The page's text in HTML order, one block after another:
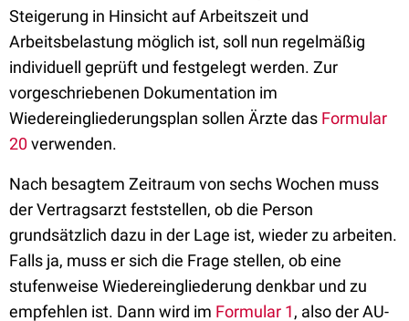
Steigerung in Hinsicht auf Arbeitszeit und
Arbeitsbelastung möglich ist, soll nun regelmäßig
individuell geprüft und festgelegt werden. Zur
vorgeschriebenen Dokumentation im
Wiedereingliederungsplan sollen Ärzte das Formular
20verwenden.
Nach besagtem Zeitraum von sechs Wochen muss
der Vertragsarzt feststellen, ob die Person
grundsätzlich dazu in der Lage ist, wieder zu arbeiten.
Falls ja, muss er sich die Frage stellen, ob eine
stufenweise Wiedereingliederung denkbar und zu
empfehlen ist. Dann wird im Formular 1, also der AU-